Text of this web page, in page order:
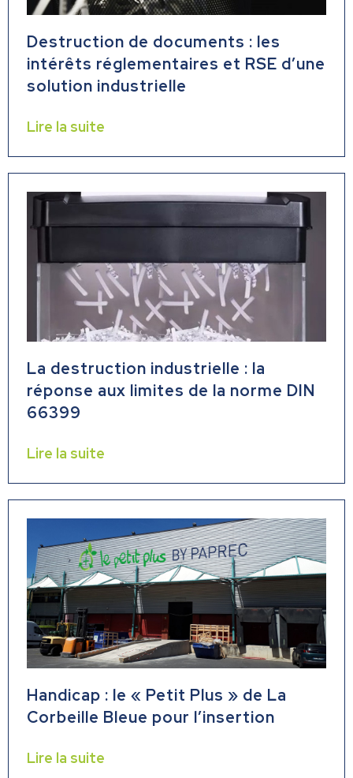
Destruction de documents : les
intérêts réglementaires et RSE d’une
solution industrielle
Lire la suite
La destruction industrielle : la
réponse aux limites de la norme DIN
66399
Lire la suite
Handicap : le « Petit Plus » de La
Corbeille Bleue pour l’insertion
Lire la suite